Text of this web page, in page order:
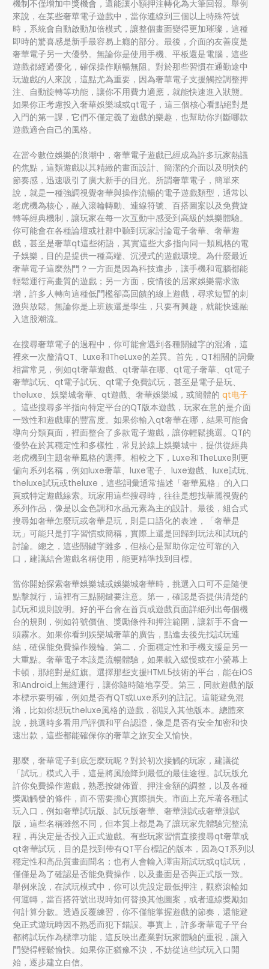
機制不僅增加中獎機會，還能讓小額押注轉化為大筆回報。舉例
來說，在某些奢華電子遊戲中，當你連線到三個以上特殊符號
時，系統會自動啟動加倍模式，讓整個畫面變得更加璀璨，這種
即時的驚喜感是新手最容易上癮的部分。最後，介面的友善度是
奢華電子另一大優勢。無論你是使用手機、平板還是電腦，這些
遊戲都經過優化，確保操作順暢無阻。對於那些習慣在通勤途中
玩遊戲的人來說，這點尤為重要，因為奢華電子支援觸控調整押
注、自動旋轉等功能，讓你不用費力適應，就能快速進入狀態。
如果你正考慮投入奢華娛樂城或qt電子，這三個核心看點絕對是
入門的第一課，它們不僅定義了遊戲的樂趣，也幫助你判斷哪款
遊戲適合自己的風格。
在當今數位娛樂的浪潮中，奢華電子遊戲已經成為許多玩家熱議
的焦點，這類遊戲以其精緻的畫面設計、簡潔的介面以及明快的
節奏感，迅速吸引了廣大新手的目光。所謂奢華電子，簡單來
說，就是一種強調視覺奢華與操作流暢的電子遊戲類型，通常以
老虎機為核心，融入滾輪轉動、連線符號、百搭圖案以及免費旋
轉等經典機制，讓玩家在每一次互動中感受到高級的娛樂體驗。
你可能會在各種論壇或社群中聽到玩家討論電子奢華、奢華遊
戲，甚至是奢華qt這些術語，其實這些大多指向同一類風格的電
子娛樂，目的是提供一種高端、沉浸式的遊戲環境。為什麼最近
奢華電子這麼熱門？一方面是因為科技進步，讓手機和電腦都能
輕鬆運行高畫質的遊戲；另一方面，疫情後的居家娛樂需求激
增，許多人轉向這種低門檻卻高回饋的線上遊戲，尋求短暫的刺
激與放鬆。無論你是上班族還是學生，只要有興趣，就能快速融
入這股潮流。
在搜尋奢華電子的過程中，你可能會遇到各種關鍵字的混淆，這
裡來一次釐清QT、Luxe和TheLuxe的差異。首先，QT相關的詞彙
相當常見，例如qt奢華遊戲、qt奢華在哪、qt電子奢華、qt電子
奢華試玩、qt電子試玩、qt電子免費試玩，甚至是電子是玩、
theluxe、娛樂城奢華、qt遊戲、奢華娛樂城，或簡體的qt电子
。這些搜尋多半指向特定平台的QT版本遊戲，玩家在意的是介面
一致性和遊戲庫的豐富度。如果你輸入qt奢華在哪，結果可能會
導向分類頁面，裡面整合了多款電子遊戲，讓你輕鬆挑選。QT的
優勢在於其穩定性和多樣性，常見於線上娛樂城中，提供從經典
老虎機到主題奢華風格的選擇。相較之下，Luxe和TheLuxe則更
偏向系列名稱，例如luxe奢華、luxe電子、luxe遊戲、luxe試玩、
theluxe試玩或theluxe，這些詞彙通常描述「奢華風格」的入口
頁或特定遊戲線索。玩家用這些搜尋時，往往是想找華麗視覺的
系列作品，像是以金色調和水晶元素為主的設計。最後，組合式
搜尋如奢華怎麼玩或奢華是玩，則是口語化的表達，「奢華是
玩」可能只是打字習慣或簡稱，實際上還是回歸到玩法和試玩的
討論。總之，這些關鍵字雖多，但核心是幫助你定位可靠的入
口，建議結合遊戲名稱使用，能更精準找到目標。
當你開始探索奢華娛樂城或娛樂城奢華時，挑選入口可不是隨便
點擊就行，這裡有三點關鍵要注意。第一，確認是否提供清楚的
試玩和規則說明。好的平台會在首頁或遊戲頁面詳細列出每個機
台的規則，例如符號價值、獎勵條件和押注範圍，讓新手不會一
頭霧水。如果你看到娛樂城奢華的廣告，點進去後先找試玩連
結，確保能免費操作幾輪。第二，介面穩定性和手機支援是另一
大重點。奢華電子本該是流暢體驗，如果載入緩慢或在小螢幕上
卡頓，那絕對是紅旗。選擇那些支援HTML5技術的平台，能在iOS
和Android上無縫運行，讓你隨時隨地享受。第三，同款遊戲的版
本標示要明確，例如是否有QT或Luxe系列的註記。這能避免混
淆，比如你想玩theluxe風格的遊戲，卻誤入其他版本。總體來
說，挑選時多看用戶評價和平台認證，像是是否有安全加密和快
速出款，這些都能確保你的奢華之旅安全又愉快。
那麼，奢華電子到底怎麼玩呢？對於初次接觸的玩家，建議從
「試玩」模式入手，這是將風險降到最低的最佳途徑。試玩版允
許你免費操作遊戲，熟悉按鍵佈置、押注金額的調整，以及各種
獎勵觸發的條件，而不需要擔心實際損失。市面上充斥著各種試
玩入口，例如奢華試玩版、試玩版奢華、奢華測試或奢華測試
版，這些名稱雖然不同，但本質上都是為了讓玩家先體驗完整流
程，再決定是否投入正式遊戲。有些玩家習慣直接搜尋qt奢華或
qt奢華試玩，目的是找到帶有QT平台標記的版本，因為QT系列以
穩定性和高品質畫面聞名；也有人會輸入澤宙斯試玩或qt試玩，
僅僅是為了確認是否能免費操作，以及畫面是否與正式版一致。
舉例來說，在試玩模式中，你可以先設定最低押注，觀察滾輪如
何運轉，當百搭符號出現時如何替換其他圖案，或者連線獎勵如
何計算分數。透過反覆練習，你不僅能掌握遊戲的節奏，還能避
免正式遊玩時因不熟悉而犯下錯誤。事實上，許多奢華電子平台
都將試玩作為標準功能，這反映出產業對玩家體驗的重視，讓入
門變得輕鬆愉快。如果你正猶豫不決，不妨從這些試玩入口開
始，逐步建立自信。